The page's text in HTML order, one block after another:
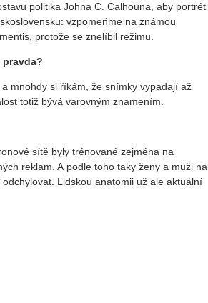
politika Johna C. Calhouna, aby portrét
vzpomeňme na známou
protože se znelíbil režimu.
mnohdy si říkám, že snímky vypadají až
totiž bývá varovným znamením.
sítě byly trénované zejména na
reklam. A podle toho taky ženy a muži na
Lidskou anatomii už ale aktuální